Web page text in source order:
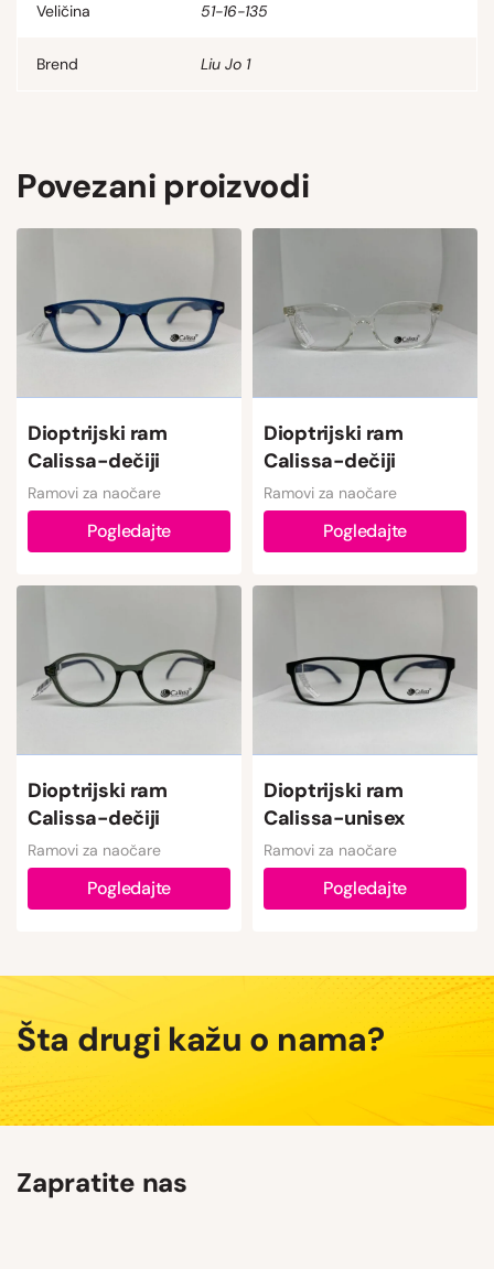
Veličina 51-16-135
Brend Liu Jo 1
Povezani proizvodi
Dioptrijski ram
Calissa-dečiji
Ramovi za naočare
Pogledajte
Dioptrijski ram
Calissa-dečiji
Ramovi za naočare
Pogledajte
Dioptrijski ram
Calissa-dečiji
Ramovi za naočare
Pogledajte
Dioptrijski ram
Calissa-unisex
Ramovi za naočare
Pogledajte
Šta drugi kažu o nama?
Zapratite nas
Zdravlje očiju i nervnog sistema #dioptrija